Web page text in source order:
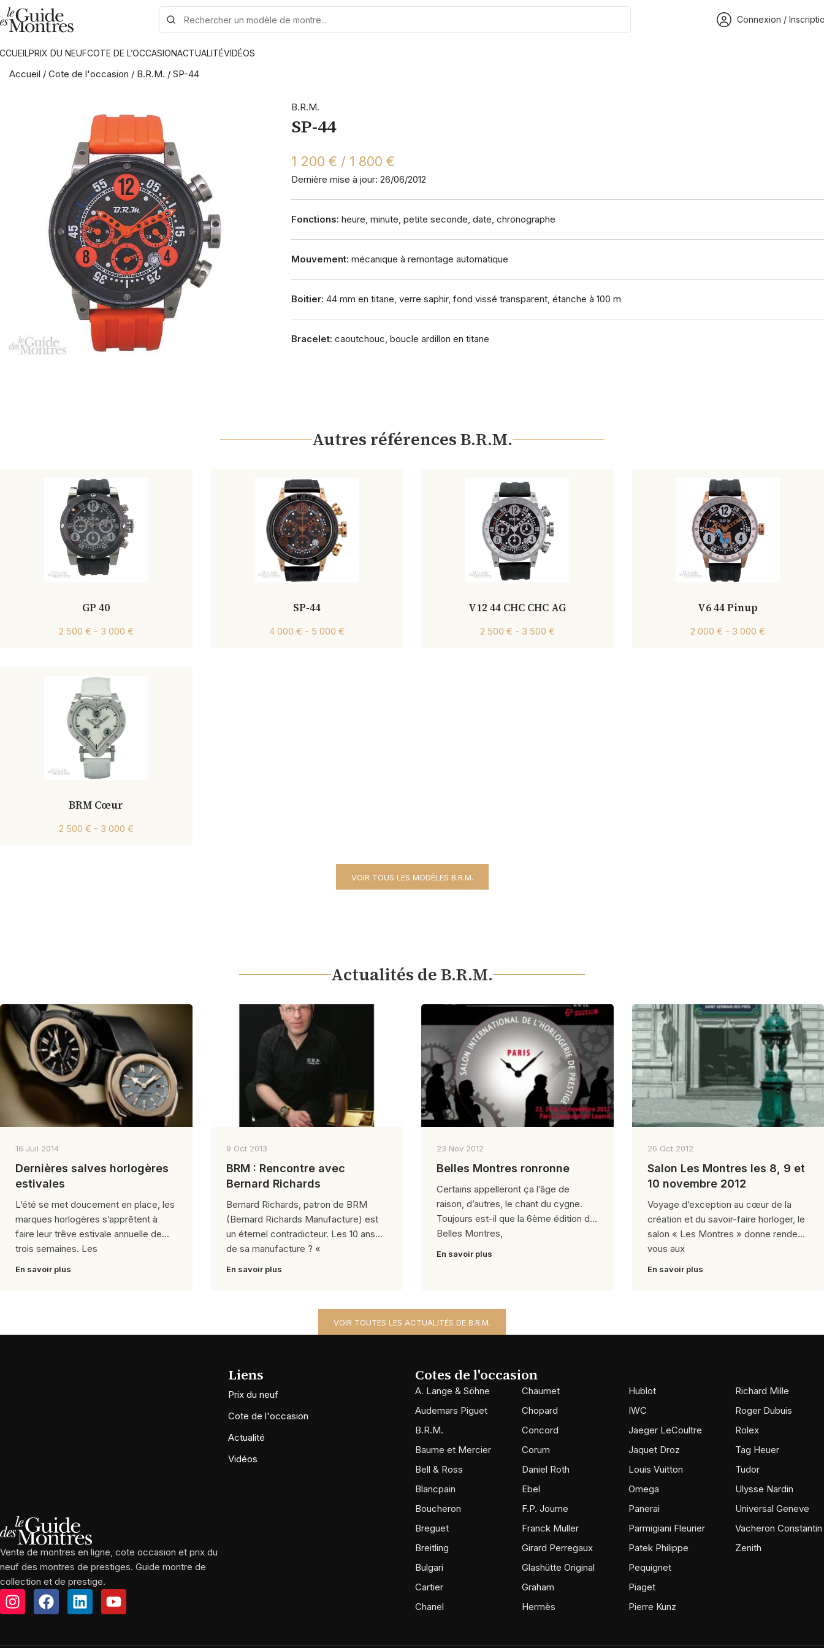
Connexion /
PRIX DU NEUFCOTE DE L’OCCASIONACTUALITÉVIDÉOS
Accueil / Cote de l'occasion / B.R.M. / SP-44
B.R.M.
SP-44
1 200 € / 1 800 €
Dernière mise à jour: 26/06/2012
Fonctions: heure, minute, petite seconde, date, chronographe
Mouvement: mécanique à remontage automatique
Boitier: 44 mm en titane, verre saphir, fond vissé transparent, étanche à 100 m
Bracelet: caoutchouc, boucle ardillon en titane
Autres références B.R.M.
GP 40
2 500 € - 3 000 €
SP-44
4 000 € - 5 000 €
V12 44 CHC CHC AG
2 500 € - 3 500 €
V6 44 Pinup
2 000 € - 3 000 €
BRM Cœur
2 500 € - 3 000 €
VOIR TOUS LES MODÈLES B.R.M.
Actualités de B.R.M.
16 Juil 2014
Dernières salves horlogères
estivales
L’été se met doucement en place, les
marques horlogères s’apprêtent à
faire leur trêve estivale annuelle de
trois semaines. Les
En savoir plus
9 Oct 2013
BRM : Rencontre avec
Bernard Richards
Bernard Richards, patron de BRM
(Bernard Richards Manufacture) est
un éternel contradicteur. Les 10 ans
de sa manufacture ? «
En savoir plus
23 Nov 2012
Belles Montres ronronne
Certains appelleront ça l’âge de
raison, d’autres, le chant du cygne.
Toujours est-il que la 6ème édition de
Belles Montres,
En savoir plus
26 Oct 2012
Salon Les Montres les 8, 9 et
10 novembre 2012
Voyage d’exception au cœur de la
création et du savoir-faire horloger, le
salon « Les Montres » donne rendez-
vous aux
En savoir plus
VOIR TOUTES LES ACTUALITÉS DE B.R.M.
Vente de montres en ligne, cote occasion et prix du
neuf des montres de prestiges. Guide montre de
collection et de prestige.
Liens
Prix du neuf
Cote de l'occasion
Actualité
Vidéos
Cotes de l'occasion
A. Lange & Söhne
Audemars Piguet
B.R.M.
Baume et Mercier
Bell & Ross
Blancpain
Boucheron
Breguet
Breitling
Bulgari
Cartier
Chanel
Chaumet
Chopard
Concord
Corum
Daniel Roth
Ebel
F.P. Journe
Franck Muller
Girard Perregaux
Glashütte Original
Graham
Hermès
Hublot
IWC
Jaeger LeCoultre
Jaquet Droz
Louis Vuitton
Omega
Panerai
Parmigiani Fleurier
Patek Philippe
Pequignet
Piaget
Pierre Kunz
Richard Mille
Roger Dubuis
Rolex
Tag Heuer
Tudor
Ulysse Nardin
Universal Geneve
Vacheron Constantin
Zenith